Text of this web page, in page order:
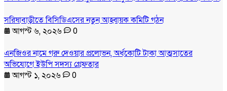
সরিষাবাড়ীতে বিসিডিএসের নতুন আহ্বায়ক কমিটি গঠন
আগস্ট ৬, ২০২৬
0
এনজিওর নামে গরু দেওয়ার প্রলোভন, অর্ধকোটি টাকা আত্মসাতের
অভিযোগে ইউপি সদস্য গ্রেফতার
আগস্ট ১, ২০২৬
0